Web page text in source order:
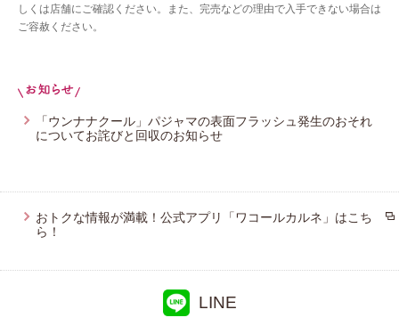
しくは店舗にご確認ください。また、完売などの理由で入手できない場合は
ご容赦ください。
「ウンナナクール」パジャマの表面フラッシュ発生のおそれ
についてお詫びと回収のお知らせ
おトクな情報が満載！公式アプリ「ワコールカルネ」はこち
ら！
LINE